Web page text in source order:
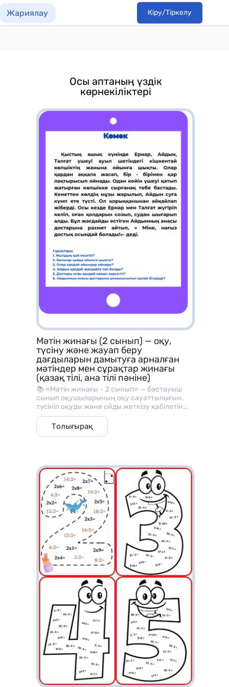
Жариялау Кіру/Тіркелу
Осы аптаның үздік
көрнекіліктері
Мәтін жинағы (2 сынып) — оқу,
түсіну және жауап беру
дағдыларын дамытуға арналған
мәтіндер мен сұрақтар жинағы
(қазақ тілі, ана тілі пәніне)
📚 «Мәтін жинағы – 2 сынып» — бастауыш
сынып оқушыларының оқу сауаттылығын,
түсініп оқуды және ойды жеткізу қабілетін
дамытуға арналған әдістемелік материал.
Бұл жинақ әр мәтіннен кейін берілген
түсінуге арналған сұрақтармен, оқу және
Толығырақ